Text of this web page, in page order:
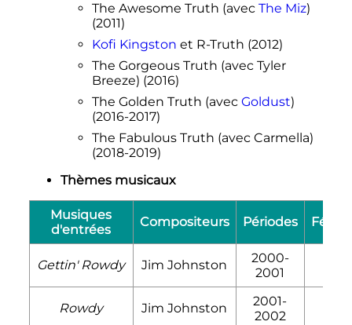
The Awesome Truth (avec The Miz)
(2011)
Kofi Kingston et R-Truth (2012)
The Gorgeous Truth (avec Tyler
Breeze) (2016)
The Golden Truth (avec Goldust)
(2016-2017)
The Fabulous Truth (avec Carmella)
(2018-2019)
Thèmes musicaux
Musiques
d'entrées
Compositeurs Périodes
Gettin' Rowdy Jim Johnston
2000-
2001
Rowdy Jim Johnston
2001-
2002